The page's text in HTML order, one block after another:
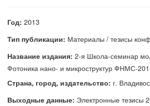
Год: 2013
Тип публикации: Материалы / тезисы
Название издания: 2-я Школа-семинар
Фотоника нано- и микроструктур ФНМС-
Страна, город, издательство: г.
Выходные данные: Электронные тезисы